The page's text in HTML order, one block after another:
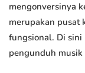
mengonversinya
merupakan pusat
fungsional. Di sini
pengunduh